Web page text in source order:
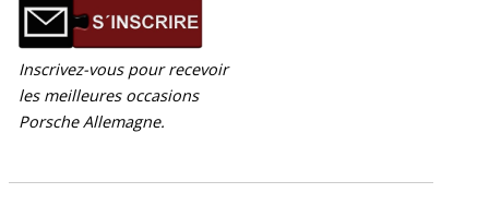
Inscrivez-vous pour recevoir
les meilleures occasions
Porsche Allemagne.